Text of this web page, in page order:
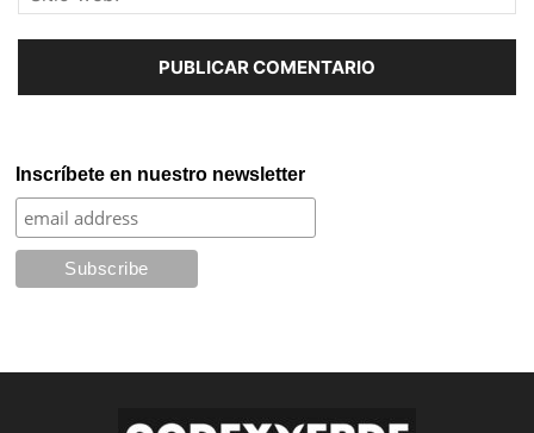
Inscríbete en nuestro newsletter